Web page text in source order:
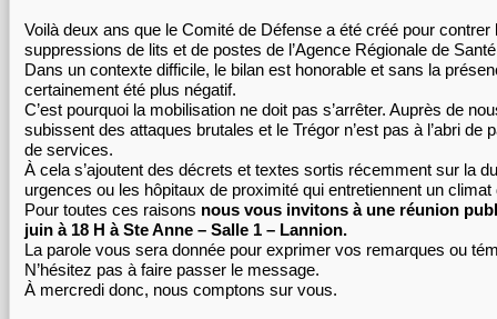
Voilà deux ans que le Comité de Défense a été créé pour contrer
suppressions de lits et de postes de l’Agence Régionale de
Dans un contexte difficile, le bilan est honorable et sans la
certainement été plus négatif.
C’est pourquoi la mobilisation ne doit pas s’arrêter. Auprès de
subissent des attaques brutales et le Trégor n’est pas à l’abri de
de services.
À cela s’ajoutent des décrets et textes sortis récemment sur la
urgences ou les hôpitaux de proximité qui entretiennent un climat
Pour toutes ces raisons nous vous invitons à une réunion
juin à 18 H à Ste Anne – Salle 1 – Lannion.
La parole vous sera donnée pour exprimer vos remarques ou
N’hésitez pas à faire passer le message.
À mercredi donc, nous comptons sur vous.